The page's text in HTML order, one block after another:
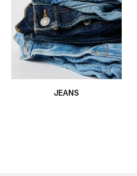
JEANS